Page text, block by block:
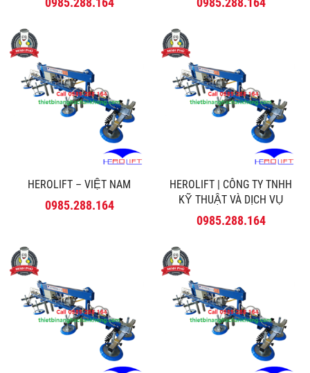
HEROLIFT – VIỆT NAM
0985.288.164
HEROLIFT | CÔNG TY TNHH
KỸ THUẬT VÀ DỊCH VỤ
MINH PHÚ
0985.288.164